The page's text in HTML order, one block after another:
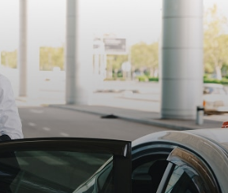
gare-aéroport
pour vos retours, profitez d’un
fiable et ponctuel vers les gares et
que vous arriviez à l’heure, sans
un confort optimal. Que vous voyagiez
le plaisir, laissez-moi gérer votre trajet
vous concentrer sur l’essentiel : votre
voyage.